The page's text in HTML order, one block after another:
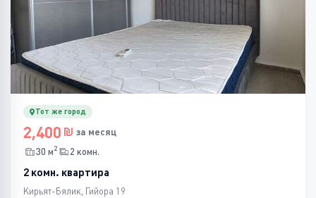
Тот же город
2,400
за месяц
30 м2 2 комн.
2 комн. квартира
Кирьят-Бялик, Гийора 19